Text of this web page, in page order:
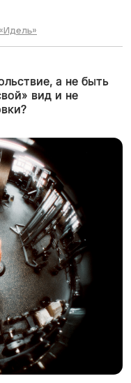
а не быть
вид и не